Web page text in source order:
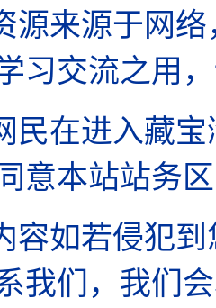
源来源于网络
习交流之用
民在进入藏
意本站站务
容如若侵犯
我们，我们